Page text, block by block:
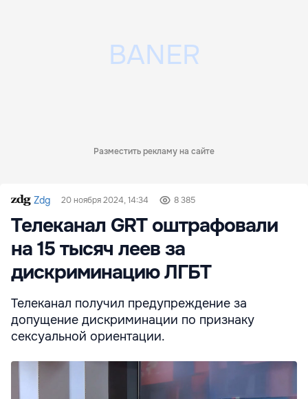
Разместить рекламу на сайте
Zdg 20 ноября 2024, 14:34 8 385
Телеканал GRT оштрафовали
на 15 тысяч леев за
дискриминацию ЛГБТ
Телеканал получил предупреждение за
допущение дискриминации по признаку
сексуальной ориентации.